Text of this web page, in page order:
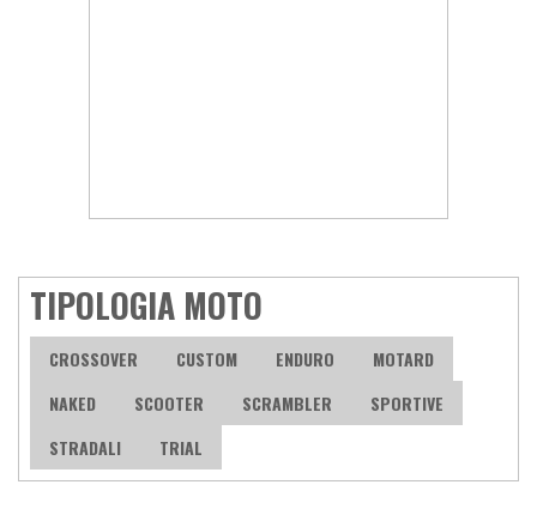
TIPOLOGIA MOTO
CROSSOVER CUSTOM ENDURO
MOTARD
NAKED
SCOOTER SCRAMBLER
SPORTIVE
STRADALI
TRIAL